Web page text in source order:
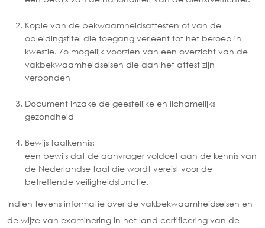
Kopie van de bekwaamheidsattesten of van de
opleidingstitel die toegang verleent tot het beroep in
kwestie. Zo mogelijk voorzien van een overzicht van de
vakbekwaamheidseisen die aan het attest zijn
verbonden
Document inzake de geestelijke en lichamelijks
gezondheid
Bewijs taalkennis:
een bewijs dat de aanvrager voldoet aan de kennis van
de Nederlandse taal die wordt vereist voor de
betreffende veiligheidsfunctie.
Indien tevens informatie over de vakbekwaamheidseisen en
de wijze van examinering in het land certificering van de